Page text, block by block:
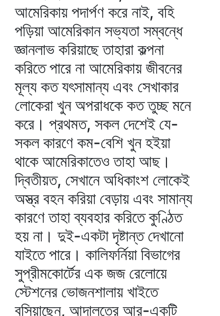
আমেরিকায় পদার্পণ করে নাই, বহি
পড়িয়া আমেরিকান সভ্যতা সম্বন্ধে
জ্ঞানলাভ করিয়াছে তাহারা কল্পনা
করিতে পারে না আমেরিকায় জীবনের
মূল্য কত যৎসামান্য এবং সেখাকার
লোকেরা খুন অপরাধকে কত তুচ্ছ মনে
করে। প্রথমত, সকল দেশেই যে-
সকল কারণে কম-বেশি খুন হইয়া
থাকে আমেরিকাতেও তাহা আছ।
দ্বিতীয়ত, সেখানে অধিকাংশ লোকেই
অস্ত্র বহন করিয়া বেড়ায় এবং সামান্য
কারণে তাহা ব্যবহার করিতে কুণ্ঠিত
হয় না। দুই-একটা দৃষ্টান্ত দেখানো
যাইতে পারে। কালিফর্নিয়া বিভাগের
সুপ্রীমকোর্টের এক জজ রেলোয়ে
স্টেশনের ভোজনশালায় খাইতে
বসিয়াছেন, আদালতের আর-একটি